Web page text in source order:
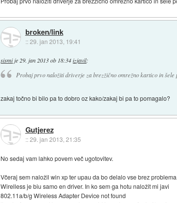
broken/link
::29. jan 2013, 19:41
sismije 29. jan 2013 ob 18:34 izjavil:
Probaj prvo naložiti driverje za brezžično omrežno kartico in šele
zakaj točno bi bilo pa to dobro oz kako/zakaj bi pa to pomagalo?
Gutjerez
::29. jan 2013, 21:35
No sedaj vam lahko povem več ugotovitev.
Včeraj sem naložil win xp ter upau da bo delalo vse brez
Wirelless je biu samo en driver. In ko sem ga hotu naložit mi javi
802.11a/b/g Wireless Adapter Device not found